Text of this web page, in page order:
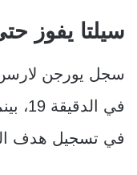
سيلتا يفوز حتى
سجل يورجن
في
في تسجيل هدف